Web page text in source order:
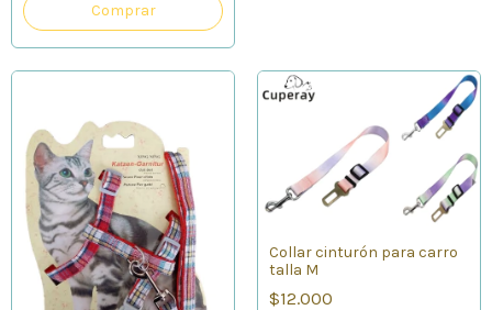
Comprar
Collar cinturón para carro
talla M
$12.000